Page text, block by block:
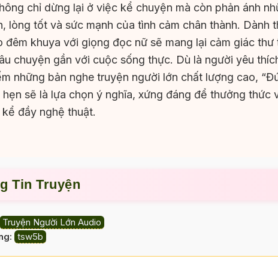
chỉ dừng lại ở việc kể chuyện mà còn phản ánh
lòng tốt và sức mạnh của tình cảm chân thành. Dành
đêm khuya với giọng đọc nữ sẽ mang lại cảm giác
chuyện gần với cuộc sống thực. Dù là người yêu
những bản nghe truyện người lớn chất lượng cao,
hẹn sẽ là lựa chọn ý nghĩa, xứng đáng để thưởng thức
đầy nghệ thuật.
Tin Truyện
Truyện Người Lớn Audio
tsw5b